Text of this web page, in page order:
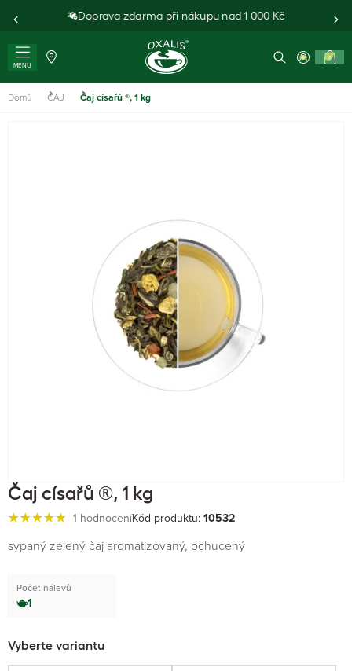
Doprava zdarma při nákupu nad 1 000 Kč
MENU
0
Domů ČAJ Čaj císařů ®, 1 kg
Čaj císařů ®, 1 kg
1 hodnoceníKód produktu: 10532
sypaný zelený čaj aromatizovaný, ochucený
Počet nálevů
1
Vyberte variantu